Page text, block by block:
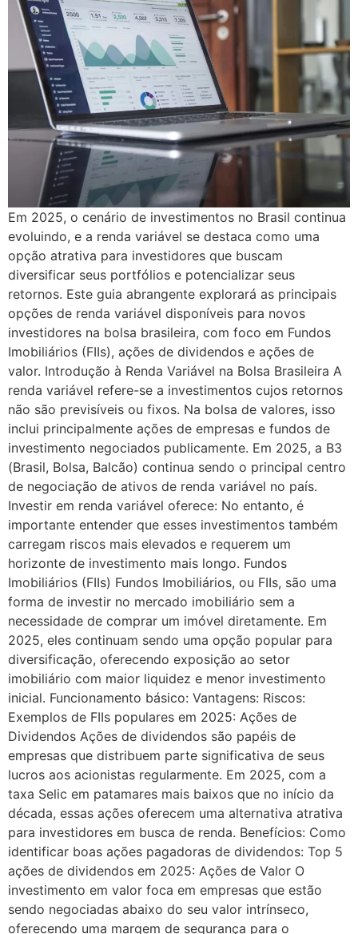
Em 2025, o cenário de investimentos no Brasil continua
evoluindo, e a renda variável se destaca como uma
opção atrativa para investidores que buscam
diversificar seus portfólios e potencializar seus
retornos. Este guia abrangente explorará as principais
opções de renda variável disponíveis para novos
investidores na bolsa brasileira, com foco em Fundos
Imobiliários (FIIs), ações de dividendos e ações de
valor. Introdução à Renda Variável na Bolsa Brasileira A
renda variável refere-se a investimentos cujos retornos
não são previsíveis ou fixos. Na bolsa de valores, isso
inclui principalmente ações de empresas e fundos de
investimento negociados publicamente. Em 2025, a B3
(Brasil, Bolsa, Balcão) continua sendo o principal centro
de negociação de ativos de renda variável no país.
Investir em renda variável oferece: No entanto, é
importante entender que esses investimentos também
carregam riscos mais elevados e requerem um
horizonte de investimento mais longo. Fundos
Imobiliários (FIIs) Fundos Imobiliários, ou FIIs, são uma
forma de investir no mercado imobiliário sem a
necessidade de comprar um imóvel diretamente. Em
2025, eles continuam sendo uma opção popular para
diversificação, oferecendo exposição ao setor
imobiliário com maior liquidez e menor investimento
inicial. Funcionamento básico: Vantagens: Riscos:
Exemplos de FIIs populares em 2025: Ações de
Dividendos Ações de dividendos são papéis de
empresas que distribuem parte significativa de seus
lucros aos acionistas regularmente. Em 2025, com a
taxa Selic em patamares mais baixos que no início da
década, essas ações oferecem uma alternativa atrativa
para investidores em busca de renda. Benefícios: Como
identificar boas ações pagadoras de dividendos: Top 5
ações de dividendos em 2025: Ações de Valor O
investimento em valor foca em empresas que estão
sendo negociadas abaixo do seu valor intrínseco,
oferecendo uma margem de segurança para o